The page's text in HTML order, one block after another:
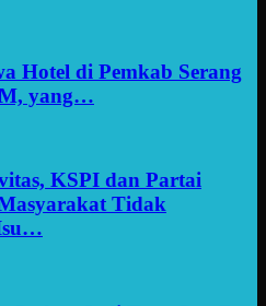
Hotel di Pemkab Serang
yang…
KSPI dan Partai
Tidak